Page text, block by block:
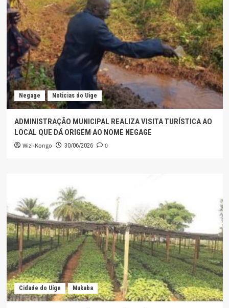
Negage Noticias do Uige
ADMINISTRAÇÃO MUNICIPAL REALIZA VISITA TURÍSTICA AO
LOCAL QUE DÁ ORIGEM AO NOME NEGAGE
Wizi-Kongo 30/06/2026 0
Cidade do Uíge Mukaba